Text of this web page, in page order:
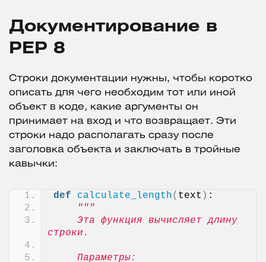
Документирование в
PEP 8
Строки документации нужны, чтобы коротко
описать для чего необходим тот или иной
объект в коде, какие аргументы он
принимает на вход и что возвращает. Эти
строки надо располагать сразу после
заголовка объекта и заключать в тройные
кавычки:
def calculate_length( text ) :
"""
    Эта функция вычисляет длину
строки.
    Параметры: